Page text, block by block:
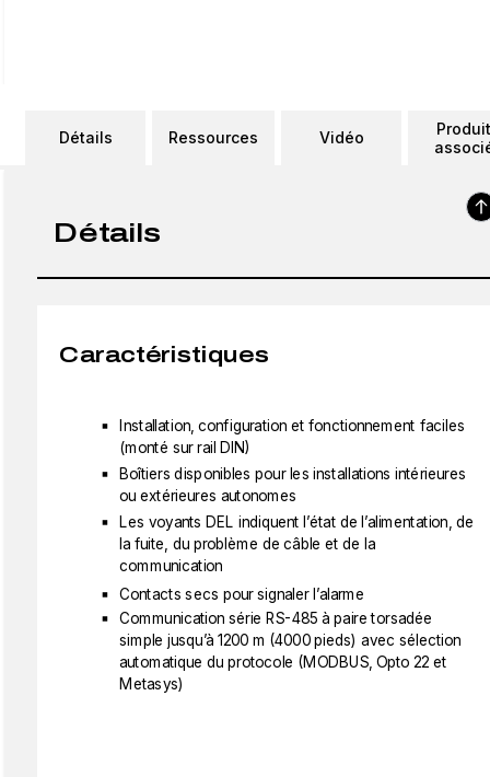
Détails Ressources Vidéo
Détails
Caractéristiques
Installation, configuration et fonctionnement faciles
(monté sur rail DIN)
Boîtiers disponibles pour les installations intérieures
ou extérieures autonomes
Les voyants DEL indiquent l’état de l’alimentation, de
la fuite, du problème de câble et de la
communication
Contacts secs pour signaler l’alarme
Communication série RS-485 à paire torsadée
simple jusqu’à 1200 m (4000 pieds) avec sélection
automatique du protocole (MODBUS, Opto 22 et
Metasys)